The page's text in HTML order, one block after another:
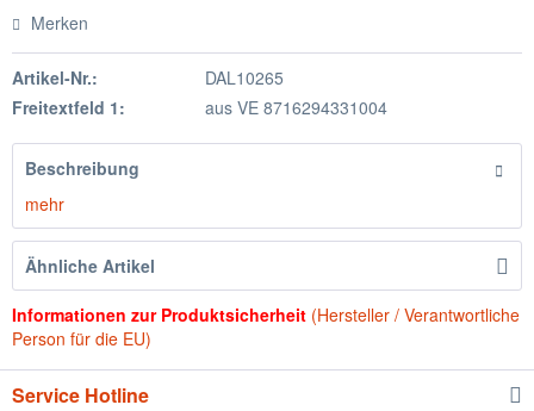
Merken
Artikel-Nr.:
DAL10265
Freitextfeld 1:
aus VE 8716294331004
Beschreibung
mehr
Ähnliche Artikel
Informationen zur Produktsicherheit (Hersteller / Verantwortliche
Person für die EU)
Service Hotline